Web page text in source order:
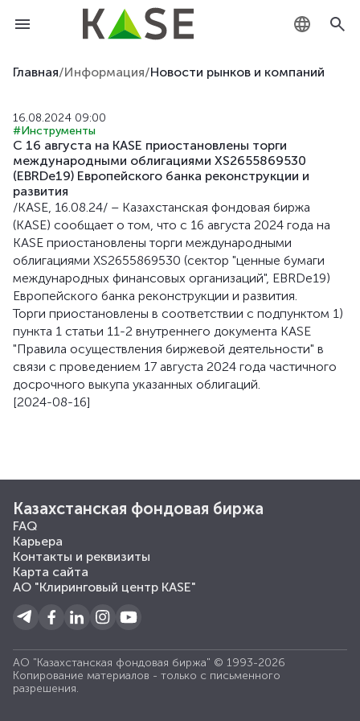
KZ
Главная/Информация/Новости рынков и компаний
16.08.2024 09:00
#Инструменты
С 16 августа на KASE приостановлены торги
международными облигациями XS2655869530
(EBRDe19) Европейского банка реконструкции и
развития
/KASE, 16.08.24/ – Казахстанская фондовая биржа
(KASE) сообщает о том, что с 16 августа 2024 года на
KASE приостановлены торги международными
облигациями XS2655869530 (сектор "ценные бумаги
международных финансовых организаций", EBRDe19)
Европейского банка реконструкции и развития.
Торги приостановлены в соответствии с подпунктом 1)
пункта 1 статьи 11-2 внутреннего документа KASE
"Правила осуществления биржевой деятельности" в
связи с проведением 17 августа 2024 года частичного
досрочного выкупа указанных облигаций.
[2024-08-16]
Казахстанская фондовая биржа
FAQ
Карьера
Контакты и реквизиты
Карта сайта
АО "Клиринговый центр KASE"
АО "Казахстанская фондовая биржа" © 1993-2026
Копирование материалов - только с письменного
разрешения.